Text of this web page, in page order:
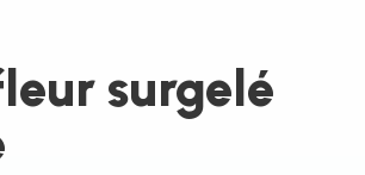
surgelé